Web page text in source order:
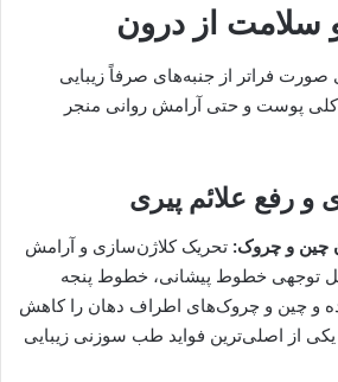
و سلامت از درون
فراتر از جنبه‌های صرفاً زیبایی
پوست و حتی آرامش روانی منجر
رفع علائم پیری
و چروک: تحریک کلاژن‌سازی و آرامش
توجهی خطوط پیشانی، خطوط پنجه
و چین و چروک‌های اطراف دهان را کاهش
از اصلی‌ترین فواید طب سوزنی زیبایی